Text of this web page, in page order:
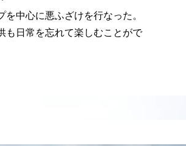
中心に悪ふざけを行なった。
も日常を忘れて楽しむことがで